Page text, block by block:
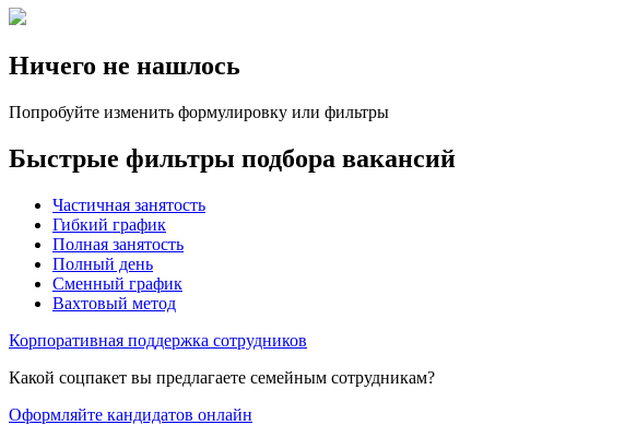
Ничего не нашлось
Попробуйте изменить формулировку или фильтры
Быстрые фильтры подбора вакансий
Частичная занятость
Гибкий график
Полная занятость
Полный день
Сменный график
Вахтовый метод
Корпоративная поддержка сотрудников
Какой соцпакет вы предлагаете семейным сотрудникам?
Оформляйте кандидатов онлайн